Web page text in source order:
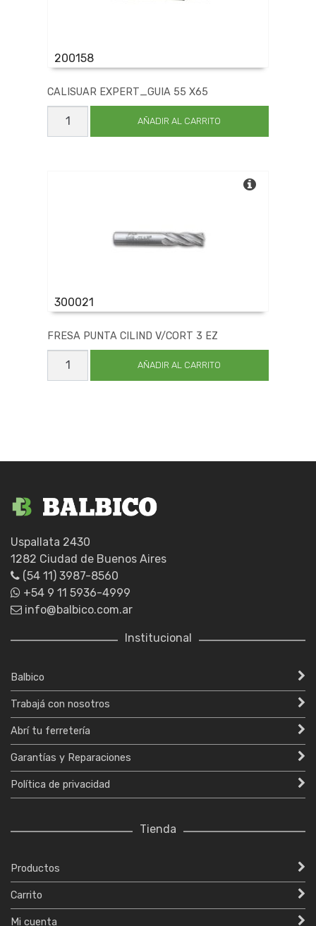
200158
CALISUAR EXPERT_GUIA 55 X65
CALISUAR
EXPERT_GUIA
55
AÑADIR AL CARRITO
300021
FRESA PUNTA CILIND V/CORT 3 EZ
FRESA
PUNTA
CILIND
AÑADIR AL CARRITO
Uspallata 2430
1282 Ciudad de Buenos Aires
(54 11) 3987-8560
+54 9 11 5936-4999
info@balbico.com.ar
Institucional
Balbico
Trabajá con nosotros
Abrí tu ferretería
Garantías y Reparaciones
Política de privacidad
Tienda
Productos
Carrito
Mi cuenta